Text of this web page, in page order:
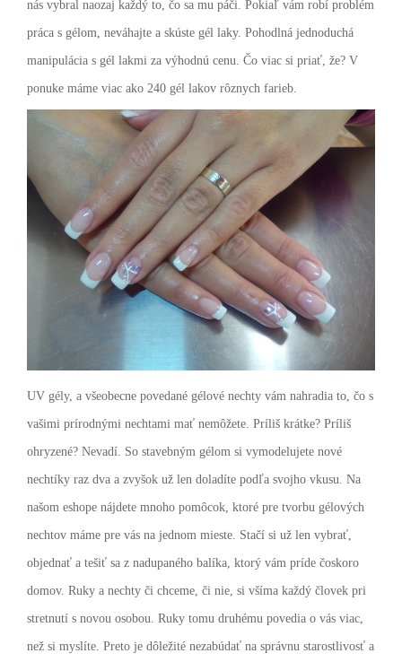
nás vybral naozaj každý to, čo sa mu páči. Pokiaľ vám robí problém
práca s gélom, neváhajte a skúste gél laky. Pohodlná jednoduchá
manipulácia s gél lakmi za výhodnú cenu. Čo viac si priať, že? V
ponuke máme viac ako 240 gél lakov rôznych farieb.
UV gély, a všeobecne povedané gélové nechty vám nahradia to, čo s
vašimi prírodnými nechtami mať nemôžete. Príliš krátke? Príliš
ohryzené? Nevadí. So stavebným gélom si vymodelujete nové
nechtíky raz dva a zvyšok už len doladíte podľa svojho vkusu. Na
našom eshope nájdete mnoho pomôcok, ktoré pre tvorbu gélových
nechtov máme pre vás na jednom mieste. Stačí si už len vybrať,
objednať a tešiť sa z nadupaného balíka, ktorý vám príde čoskoro
domov. Ruky a nechty či chceme, či nie, si všíma každý človek pri
stretnutí s novou osobou. Ruky tomu druhému povedia o vás viac,
než si myslíte. Preto je dôležité nezabúdať na správnu starostlivosť a